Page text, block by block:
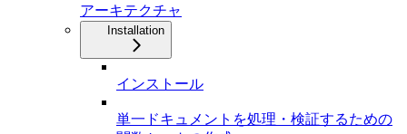
アーキテクチャ
Installation
インストール
単一ドキュメントを処理・検証するための